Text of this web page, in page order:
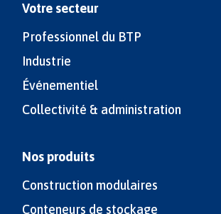
Votre secteur
Professionnel du BTP
Industrie
Événementiel
Collectivité & administration
Nos produits
Construction modulaires
Conteneurs de stockage